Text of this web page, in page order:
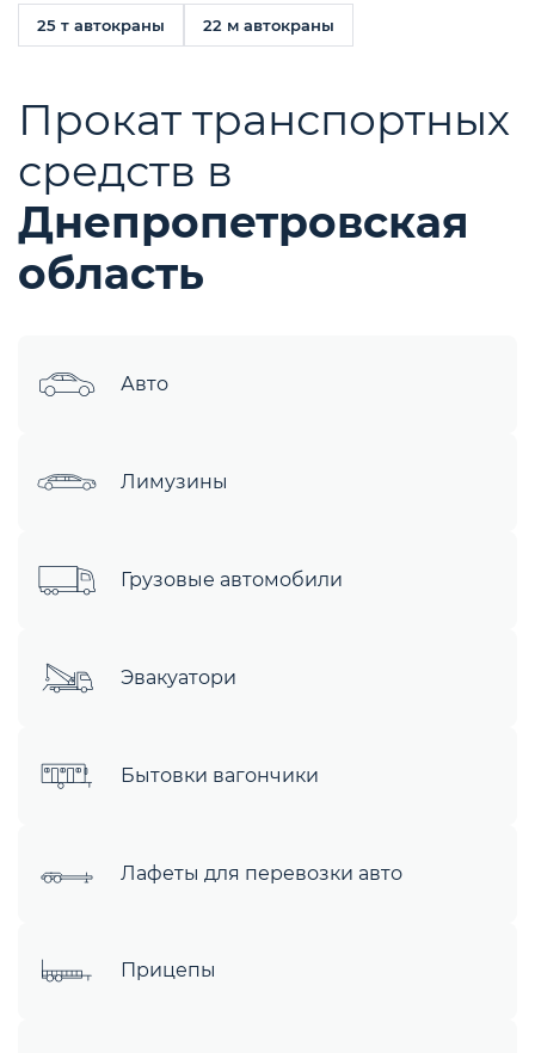
25 т автокраны 22 м автокраны
Прокат транспортных
средств в
Днепропетровская
область
Авто
Лимузины
Грузовые автомобили
Эвакуатори
Бытовки вагончики
Лафеты для перевозки авто
Прицепы